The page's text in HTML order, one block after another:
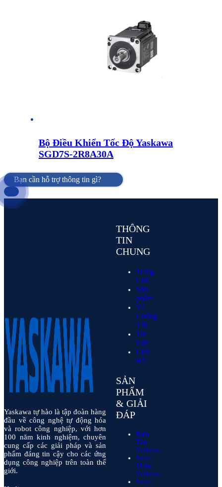
Bộ Điều Khiển Tốc Độ Yaskawa
SGD7S-2R8A30A
Bạn cần hỗ trợ thông tin gì?
Yaskawa tự hào là tập đoàn hàng
đầu về công nghệ tự động hóa
và robot công nghiệp, với hơn
100 năm kinh nghiệm, chuyên
cung cấp các giải pháp và sản
phẩm đáng tin cậy cho các ứng
dụng công nghiệp trên toàn thế
giới.
THÔNG
TIN
CHUNG
Trang
Chủ
Sản
phẩm
Về
Chúng
Tôi
Tin
Tức
Liên
Hệ
SẢN
PHẨM
& GIẢI
ĐÁP
Biến
Tần
Yaskawa
Servo
Motor
Yaskawa
Servo